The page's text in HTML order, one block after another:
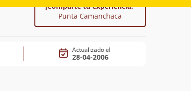
¡Comparte tu experiencia!
Punta Camanchaca
Actualizado el
28-04-2006